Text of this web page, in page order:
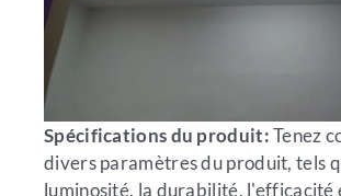
Spécifications du produit:Tenez
divers paramètres du produit, tels
luminosité, la durabilité, l'efficacité